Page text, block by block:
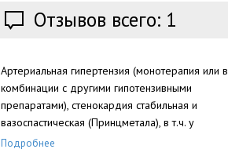
Отзывов всего: 1
Артериальная гипертензия (монотерапия или в
комбинации с другими гипотензивными
препаратами), стенокардия стабильная и
вазоспастическая (Принцметала), в т.ч. у
пациентов, резистентных к терапии нитратами
Подробнее